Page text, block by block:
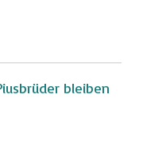
bleiben